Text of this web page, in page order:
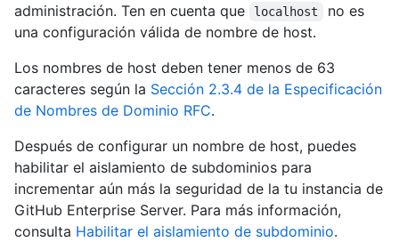
administración. Ten en cuenta que
localhost
no es
una configuración válida de nombre de host.
Los nombres de host deben tener menos de 63
caracteres según la Sección 2.3.4 de la Especificación
de Nombres de Dominio RFC.
Después de configurar un nombre de host, puedes
habilitar el aislamiento de subdominios para
incrementar aún más la seguridad de la tu instancia de
GitHub Enterprise Server. Para más información,
consulta Habilitar el aislamiento de subdominio.